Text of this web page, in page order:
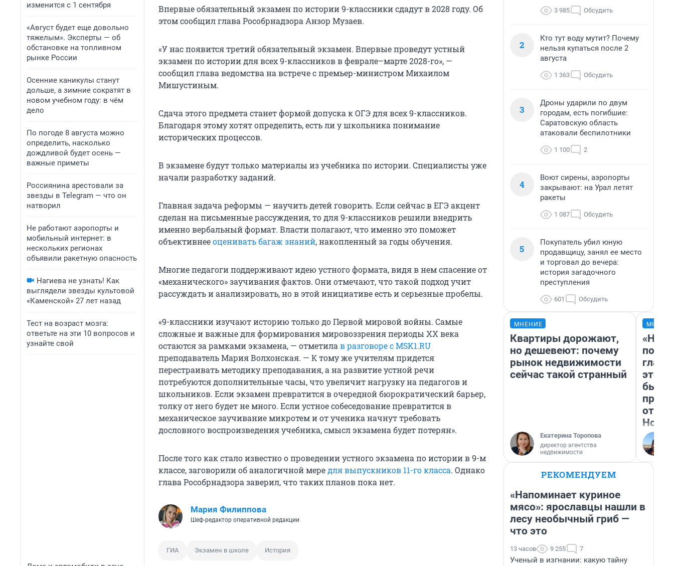
изменится с 1 сентября
«Август будет еще довольно
тяжелым». Эксперты — об
обстановке на топливном
рынке России
Осенние каникулы станут
дольше, а зимние сократят в
новом учебном году: в чём
дело
По погоде 8 августа можно
определить, насколько
дождливой будет осень —
важные приметы
Россиянина арестовали за
звезды в Telegram — что он
натворил
Не работают аэропорты и
мобильный интернет: в
нескольких регионах
объявили ракетную опасность
Нагиева не узнать! Как
выглядели звезды культовой
«Каменской» 27 лет назад
Тест на возраст мозга:
ответьте на эти 10 вопросов и
узнайте свой
Впервые обязательный экзамен по истории 9-классники сдадут в 2028 году. Об
этом сообщил глава Рособрнадзора Анзор Музаев.
«У нас появится третий обязательный экзамен. Впервые проведут устный
экзамен по истории для всех 9-классников в феврале–марте 2028-го», —
сообщил глава ведомства на встрече с премьер-министром Михаилом
Мишустиным.
Сдача этого предмета станет формой допуска к ОГЭ для всех 9-классников.
Благодаря этому хотят определить, есть ли у школьника понимание
исторических процессов.
В экзамене будут только материалы из учебника по истории. Специалисты уже
начали разработку заданий.
Главная задача реформы — научить детей говорить. Если сейчас в ЕГЭ акцент
сделан на письменные рассуждения, то для 9-классников решили внедрить
именно вербальный формат. Власти полагают, что именно это поможет
объективнееоценивать багаж знаний, накопленный за годы обучения.
Многие педагоги поддерживают идею устного формата, видя в нем спасение от
«механического» заучивания фактов. Они отмечают, что такой подход учит
рассуждать и анализировать, но в этой инициативе есть и серьезные пробелы.
«9-классники изучают историю только до Первой мировой войны. Самые
сложные и важные для формирования мировоззрения периоды XX века
остаются за рамками экзамена, — отметила в разговоре с MSK1.RU
преподаватель Мария Волхонская. — К тому же учителям придется
перестраивать методику преподавания, а на развитие устной речи
потребуются дополнительные часы, что увеличит нагрузку на педагогов и
школьников. Если экзамен превратится в очередной бюрократический барьер,
толку от него будет не много. Если устное собеседование превратится в
механическое заучивание микротем и от ученика начнут требовать
дословного воспроизведения учебника, смысл экзамена будет потерян».
После того как стало известно о проведении устного экзамена по истории в 9-м
классе, заговорили об аналогичной мередля выпускников 11-го класса. Однако
глава Рособрнадзора заверил, что таких планов пока нет.
Мария Филиппова
Шеф-редактор оперативной редакции
ГИА Экзамен в школе История
3 985 Обсудить
2
Кто тут воду мутит? Почему
нельзя купаться после 2
августа
1 363 Обсудить
3
Дроны ударили по двум
городам, есть погибшие:
Саратовскую область
атаковали беспилотники
1 100 2
4
Воют сирены, аэропорты
закрывают: на Урал летят
ракеты
1 087 Обсудить
5
Покупатель убил юную
продавщицу, занял ее место
и торговал до вечера:
история загадочного
преступления
601 Обсудить
МНЕНИЕ
Квартиры дорожают,
но дешевеют: почему
рынок недвижимости
сейчас такой странный
Екатерина Торопова
директор агентства
недвижимости
этого
бьет
РЕКОМЕНДУЕМ
«Напоминает куриное
мясо»: ярославцы нашли в
лесу необычный гриб —
что это
13 часов 9 255 7
Ученый в изгнании: какую тайну